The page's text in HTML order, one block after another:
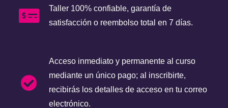
Taller 100% confiable, garantía de
satisfacción o reembolso total en 7 días.
Acceso inmediato y permanente al curso
mediante un único pago; al inscribirte,
recibirás los detalles de acceso en tu correo
electrónico.